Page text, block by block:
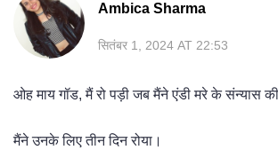
Ambica Sharma
सितंबर 1, 2024 AT 22:53
ओह माय गॉड, मैं रो पड़ी जब मैंने एंडी मरे के संन्यास
मैंने उनके लिए तीन दिन रोया।